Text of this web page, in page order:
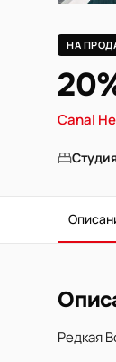
НА
Canal
Редкая